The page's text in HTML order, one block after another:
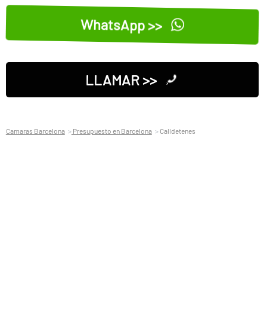
WhatsApp >>
LLAMAR >>
Camaras Barcelona Presupuesto en Barcelona Calldetenes